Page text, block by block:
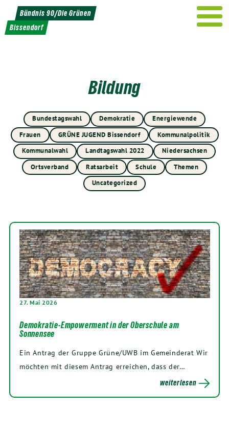
Weiter
zum
Inhalt
Bündnis 90/Die Grünen
Bissendorf
Bildung
Bundestagswahl Demokratie
Energiewende
Frauen
GRÜNE JUGEND Bissendorf
Kommunalpolitik
Kommunalwahl
Landtagswahl 2022
Niedersachsen
Ortsverband
Ratsarbeit Schule
Themen
Uncategorized
27. Mai 2026
Demokratie-Empowerment in der Oberschule am
Sonnensee
Ein Antrag der Gruppe Grüne/UWB im Gemeinderat Wir
möchten mit diesem Antrag erreichen, dass der…
weiterlesen